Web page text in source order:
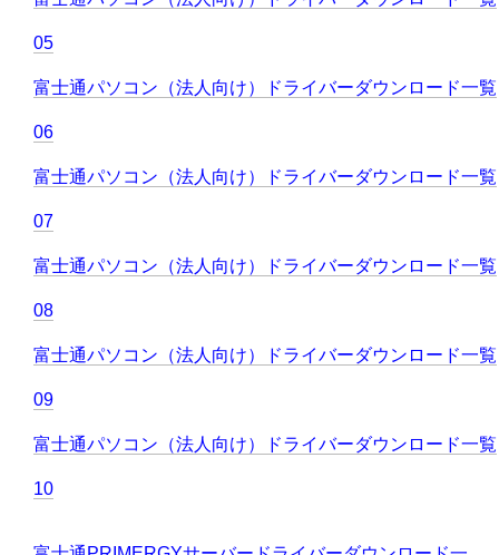
05
富士通パソコン（法人向け）ドライバーダウンロード一覧
06
富士通パソコン（法人向け）ドライバーダウンロード一覧
07
富士通パソコン（法人向け）ドライバーダウンロード一覧
08
富士通パソコン（法人向け）ドライバーダウンロード一覧
09
富士通パソコン（法人向け）ドライバーダウンロード一覧
10